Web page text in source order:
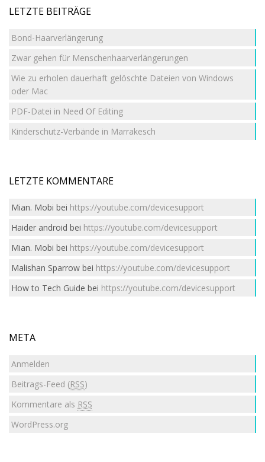
LETZTE BEITRÄGE
Bond-Haarverlängerung
Zwar gehen für Menschenhaarverlängerungen
Wie zu erholen dauerhaft gelöschte Dateien von Windows
oder Mac
PDF-Datei in Need Of Editing
Kinderschutz-Verbände in Marrakesch
LETZTE KOMMENTARE
Mian. Mobi bei https://youtube.com/devicesupport
Haider android bei https://youtube.com/devicesupport
Mian. Mobi bei https://youtube.com/devicesupport
Malishan Sparrowbei https://youtube.com/devicesupport
How to Tech Guide bei https://youtube.com/devicesupport
META
Anmelden
Beitrags-Feed (RSS)
Kommentare als RSS
WordPress.org